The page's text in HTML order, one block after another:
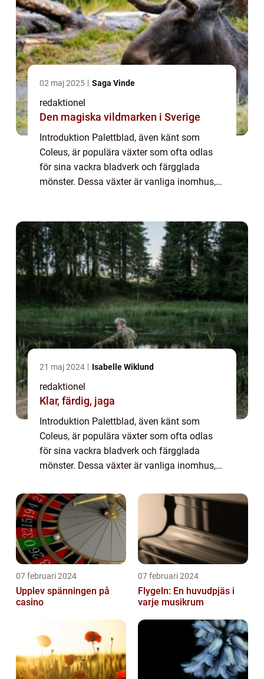
02 maj 2025 Saga Vinde
redaktionel
Den magiska vildmarken i Sverige
Introduktion Palettblad, även känt som
Coleus, är populära växter som ofta odlas
för sina vackra bladverk och färgglada
mönster. Dessa växter är vanliga inomhus,
ta en...
21 maj 2024 Isabelle Wiklund
redaktionel
Klar, färdig, jaga
Introduktion Palettblad, även känt som
Coleus, är populära växter som ofta odlas
för sina vackra bladverk och färgglada
mönster. Dessa växter är vanliga inomhus,
förhållanden. I denna artikel kommer vi att
ta en...
07 februari 2024
Upplev spänningen på
casino
07 februari 2024
Flygeln: En huvudpjäs i
varje musikrum